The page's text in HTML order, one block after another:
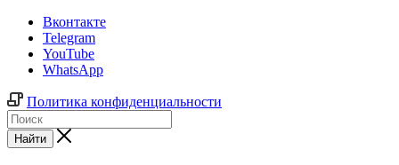
Вконтакте
Telegram
YouTube
WhatsApp
Политика конфиденциальности
Найти